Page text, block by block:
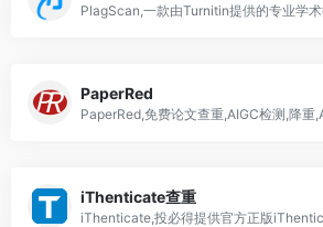
PaperRed
iThenticate查重